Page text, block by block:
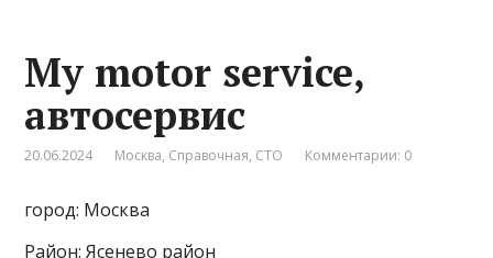
My motor service,
автосервис
20.06.2024 Москва, Справочная, СТО Комментарии: 0
город: Москва
Район: Ясенево район